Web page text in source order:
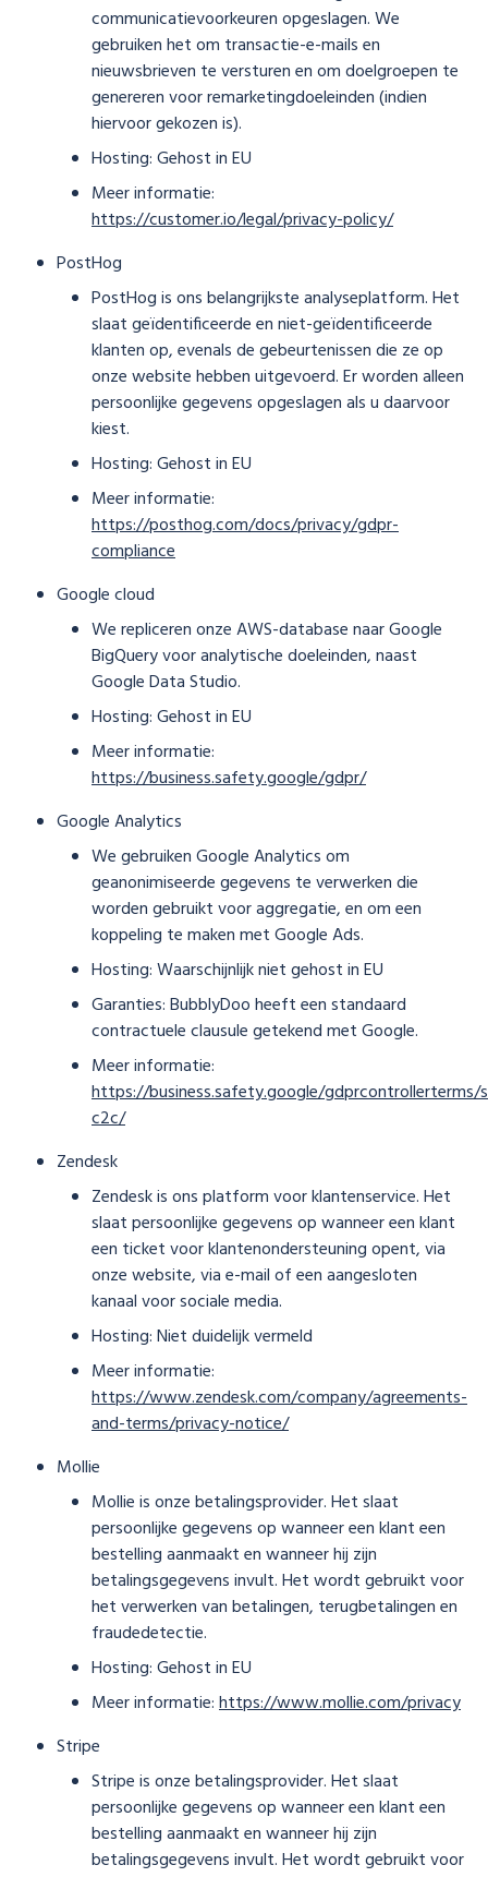
communicatievoorkeuren opgeslagen. We
gebruiken het om transactie-e-mails en
nieuwsbrieven te versturen en om doelgroepen te
genereren voor remarketingdoeleinden (indien
hiervoor gekozen is).
Hosting: Gehost in EU
Meer informatie:
https://customer.io/legal/privacy-policy/
PostHog
PostHog is ons belangrijkste analyseplatform. Het
slaat geïdentificeerde en niet-geïdentificeerde
klanten op, evenals de gebeurtenissen die ze op
onze website hebben uitgevoerd. Er worden alleen
persoonlijke gegevens opgeslagen als u daarvoor
kiest.
Hosting: Gehost in EU
Meer informatie:
https://posthog.com/docs/privacy/gdpr-
compliance
Google cloud
We repliceren onze AWS-database naar Google
BigQuery voor analytische doeleinden, naast
Google Data Studio.
Hosting: Gehost in EU
Meer informatie:
https://business.safety.google/gdpr/
Google Analytics
We gebruiken Google Analytics om
geanonimiseerde gegevens te verwerken die
worden gebruikt voor aggregatie, en om een
koppeling te maken met Google Ads.
Hosting: Waarschijnlijk niet gehost in EU
Garanties: BubblyDoo heeft een standaard
contractuele clausule getekend met Google.
Meer informatie:
https://business.safety.google/gdprcontrollerterms/
c2c/
Zendesk
Zendesk is ons platform voor klantenservice. Het
slaat persoonlijke gegevens op wanneer een klant
een ticket voor klantenondersteuning opent, via
onze website, via e-mail of een aangesloten
kanaal voor sociale media.
Hosting: Niet duidelijk vermeld
Meer informatie:
https://www.zendesk.com/company/agreements-
and-terms/privacy-notice/
Mollie
Mollie is onze betalingsprovider. Het slaat
persoonlijke gegevens op wanneer een klant een
bestelling aanmaakt en wanneer hij zijn
betalingsgegevens invult. Het wordt gebruikt voor
het verwerken van betalingen, terugbetalingen en
fraudedetectie.
Hosting: Gehost in EU
Meer informatie:https://www.mollie.com/privacy
Stripe
Stripe is onze betalingsprovider. Het slaat
persoonlijke gegevens op wanneer een klant een
bestelling aanmaakt en wanneer hij zijn
betalingsgegevens invult. Het wordt gebruikt voor